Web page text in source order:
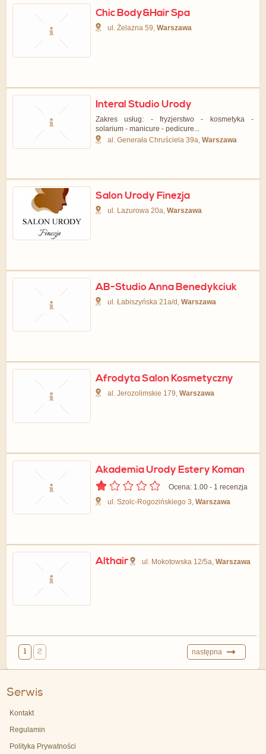
Chic Body&Hair Spa
ul. Żelazna 59,Warszawa
Interal Studio Urody
Zakres usług: - fryzjerstwo - kosmetyka -
solarium - manicure - pedicure...
al. Generała Chruściela 39a,Warszawa
Salon Urody Finezja
ul. Lazurowa 20a,Warszawa
AB-Studio Anna Benedykciuk
ul. Łabiszyńska 21a/d,Warszawa
Afrodyta Salon Kosmetyczny
al. Jerozolimskie 179,Warszawa
Akademia Urody Estery Koman
Ocena: 1.00 - ‎1 recenzja
ul. Szolc-Rogozińskiego 3,Warszawa
Althair ul. Mokotowska 12/5a,Warszawa
1 2 następna
Serwis
Kontakt
Regulamin
Polityka Prywatności